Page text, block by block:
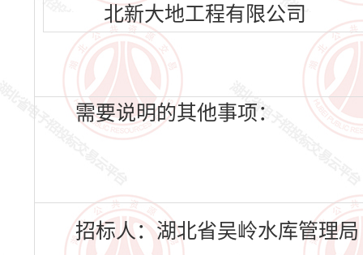
北新大地工程有限公司
需要说明的其他事项：
招标人：湖北省吴岭水库管理局